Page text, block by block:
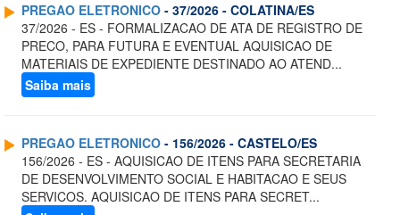
PREGAO ELETRONICO - 37/2026 - COLATINA/ES
37/2026 - ES - FORMALIZACAO DE ATA DE REGISTRO DE
PRECO, PARA FUTURA E EVENTUAL AQUISICAO DE
MATERIAIS DE EXPEDIENTE DESTINADO AO ATEND...
Saiba mais
PREGAO ELETRONICO - 156/2026 - CASTELO/ES
156/2026 - ES - AQUISICAO DE ITENS PARA SECRETARIA
DE DESENVOLVIMENTO SOCIAL E HABITACAO E SEUS
SERVICOS. AQUISICAO DE ITENS PARA SECRET...